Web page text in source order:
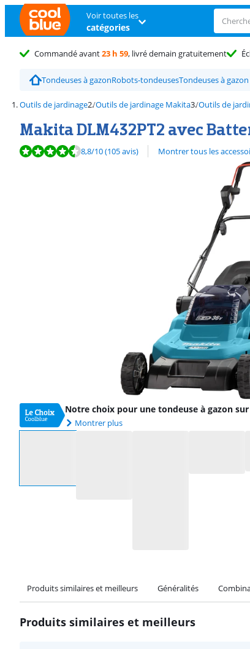
Voir toutes les
catégories
Commandé avant23 h 59, livré demain gratuitement
Tondeuses à gazonRobots-tondeusesTondeuses à
Outils de jardinage Outils de jardinage Makita Outils de
Makita DLM432PT2 avec
La note est de 8,8 sur 10, basée sur 105 avis.
8,8/10(105 avis) Montrer tous les
Découvrez l'ensemble des
Notre choix pour une tondeuse à gazon
Montrer plus
Produits similaires et meilleurs Généralités
Produits similaires et meilleurs